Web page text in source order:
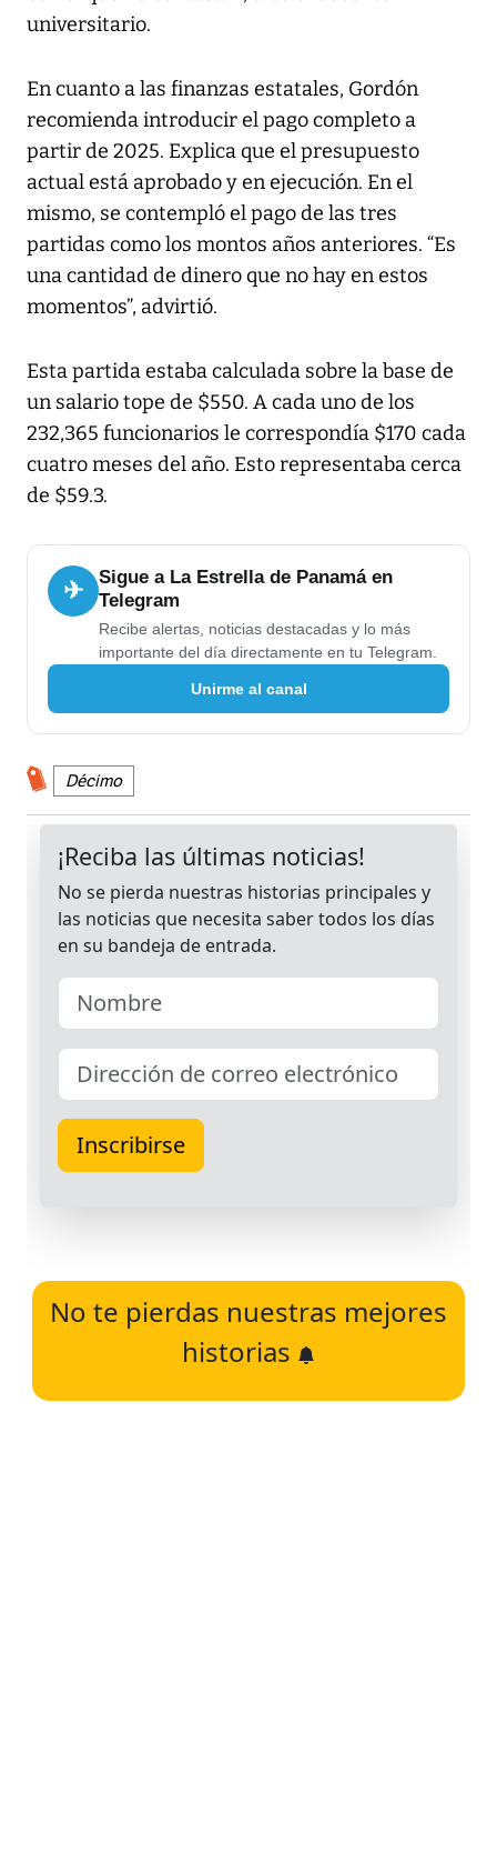
universitario.
En cuanto a las finanzas estatales, Gordón
recomienda introducir el pago completo a
partir de 2025. Explica que el presupuesto
actual está aprobado y en ejecución. En el
mismo, se contempló el pago de las tres
partidas como los montos años anteriores. “Es
una cantidad de dinero que no hay en estos
momentos”, advirtió.
Esta partida estaba calculada sobre la base de
un salario tope de $550. A cada uno de los
232,365 funcionarios le correspondía $170 cada
cuatro meses del año. Esto representaba cerca
de $59.3.
✈
Sigue a La Estrella de Panamá en
Telegram
Recibe alertas, noticias destacadas y lo más
importante del día directamente en tu Telegram.
Unirme al canal
Décimo
No te pierdas nuestras mejores
historias